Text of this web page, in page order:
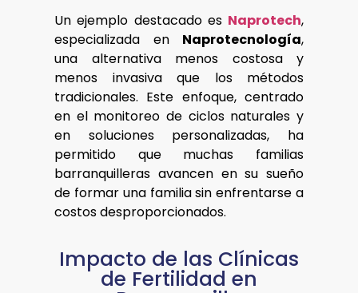
Un ejemplo destacado es Naprotech,
especializada en Naprotecnología,
una alternativa menos costosa y
menos invasiva que los métodos
tradicionales. Este enfoque, centrado
en el monitoreo de ciclos naturales y
en soluciones personalizadas, ha
permitido que muchas familias
barranquilleras avancen en su sueño
de formar una familia sin enfrentarse a
costos desproporcionados.
Impacto de las Clínicas
de Fertilidad en